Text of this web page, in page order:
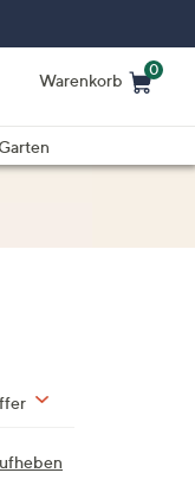
Warenkorb
0